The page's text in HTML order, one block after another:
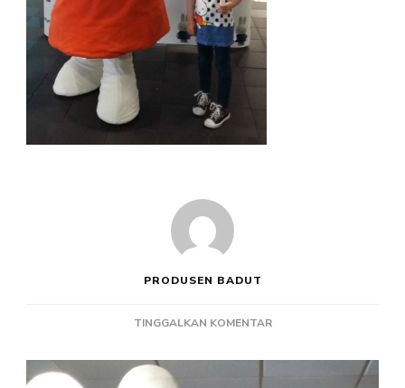
PRODUSEN BADUT
TINGGALKAN KOMENTARPADA
BADUT